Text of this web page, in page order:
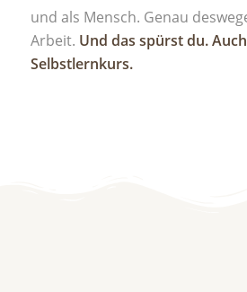
und als Mensch. Genau
Arbeit. Und das spürst du.
Selbstlernkurs.